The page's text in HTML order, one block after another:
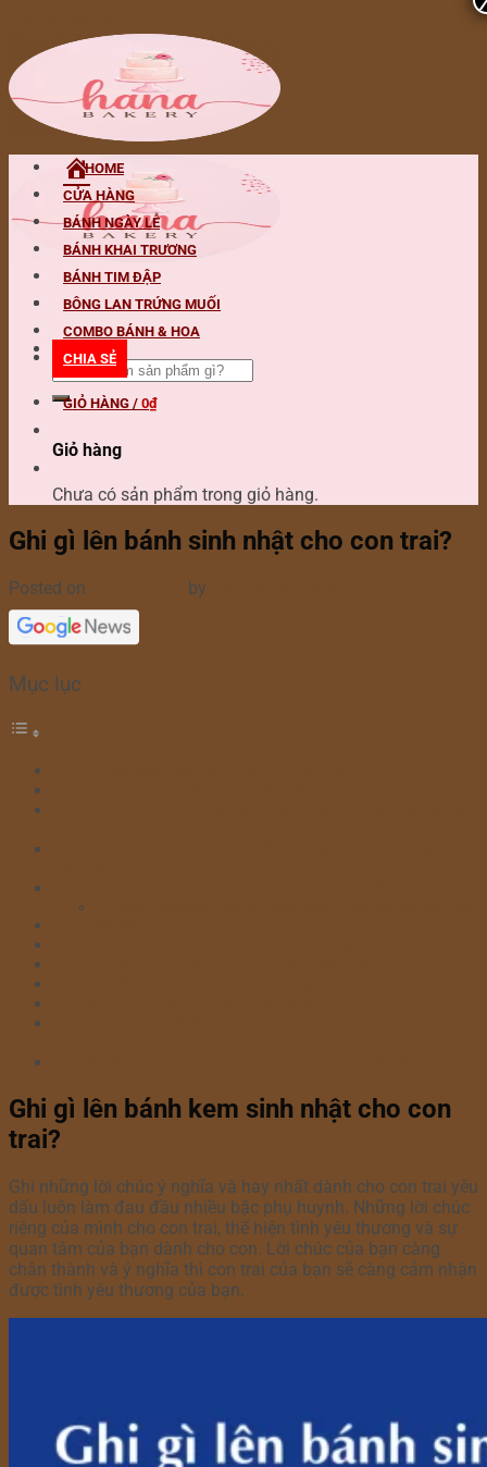
Tìm kiếm:
HOME
CỬA HÀNG
BÁNH NGÀY LỄ
BÁNH KHAI TRƯƠNG
BÁNH TIM ĐẬP
BÔNG LAN TRỨNG MUỐI
COMBO BÁNH & HOA
CHIA SẺ
GIỎ HÀNG / 0₫
Giỏ hàng
Chưa có sản phẩm trong giỏ hàng.
Ghi gì lên bánh sinh nhật cho con trai?
Posted on by
Mục lục
Ghi gì lên bánh kem sinh nhật cho con
trai?
Ghi những lời chúc ý nghĩa và hay nhất dành cho con trai yêu
dấu luôn làm đau đầu nhiều bậc phụ huynh. Những lời chúc
riêng của mình cho con trai, thể hiện tình yêu thương và sự
quan tâm của bạn dành cho con. Lời chúc của bạn càng
chân thành và ý nghĩa thì con trai của bạn sẽ càng cảm nhận
được tình yêu thương của bạn.